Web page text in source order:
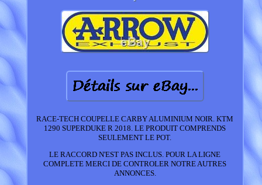
RACE-TECH COUPELLE CARBY ALUMINIUM NOIR. KTM
1290 SUPERDUKE R 2018. LE PRODUIT COMPRENDS
SEULEMENT LE POT.
LE RACCORD N'EST PAS INCLUS. POUR LA LIGNE
COMPLETE MERCI DE CONTROLER NOTRE AUTRES
ANNONCES.